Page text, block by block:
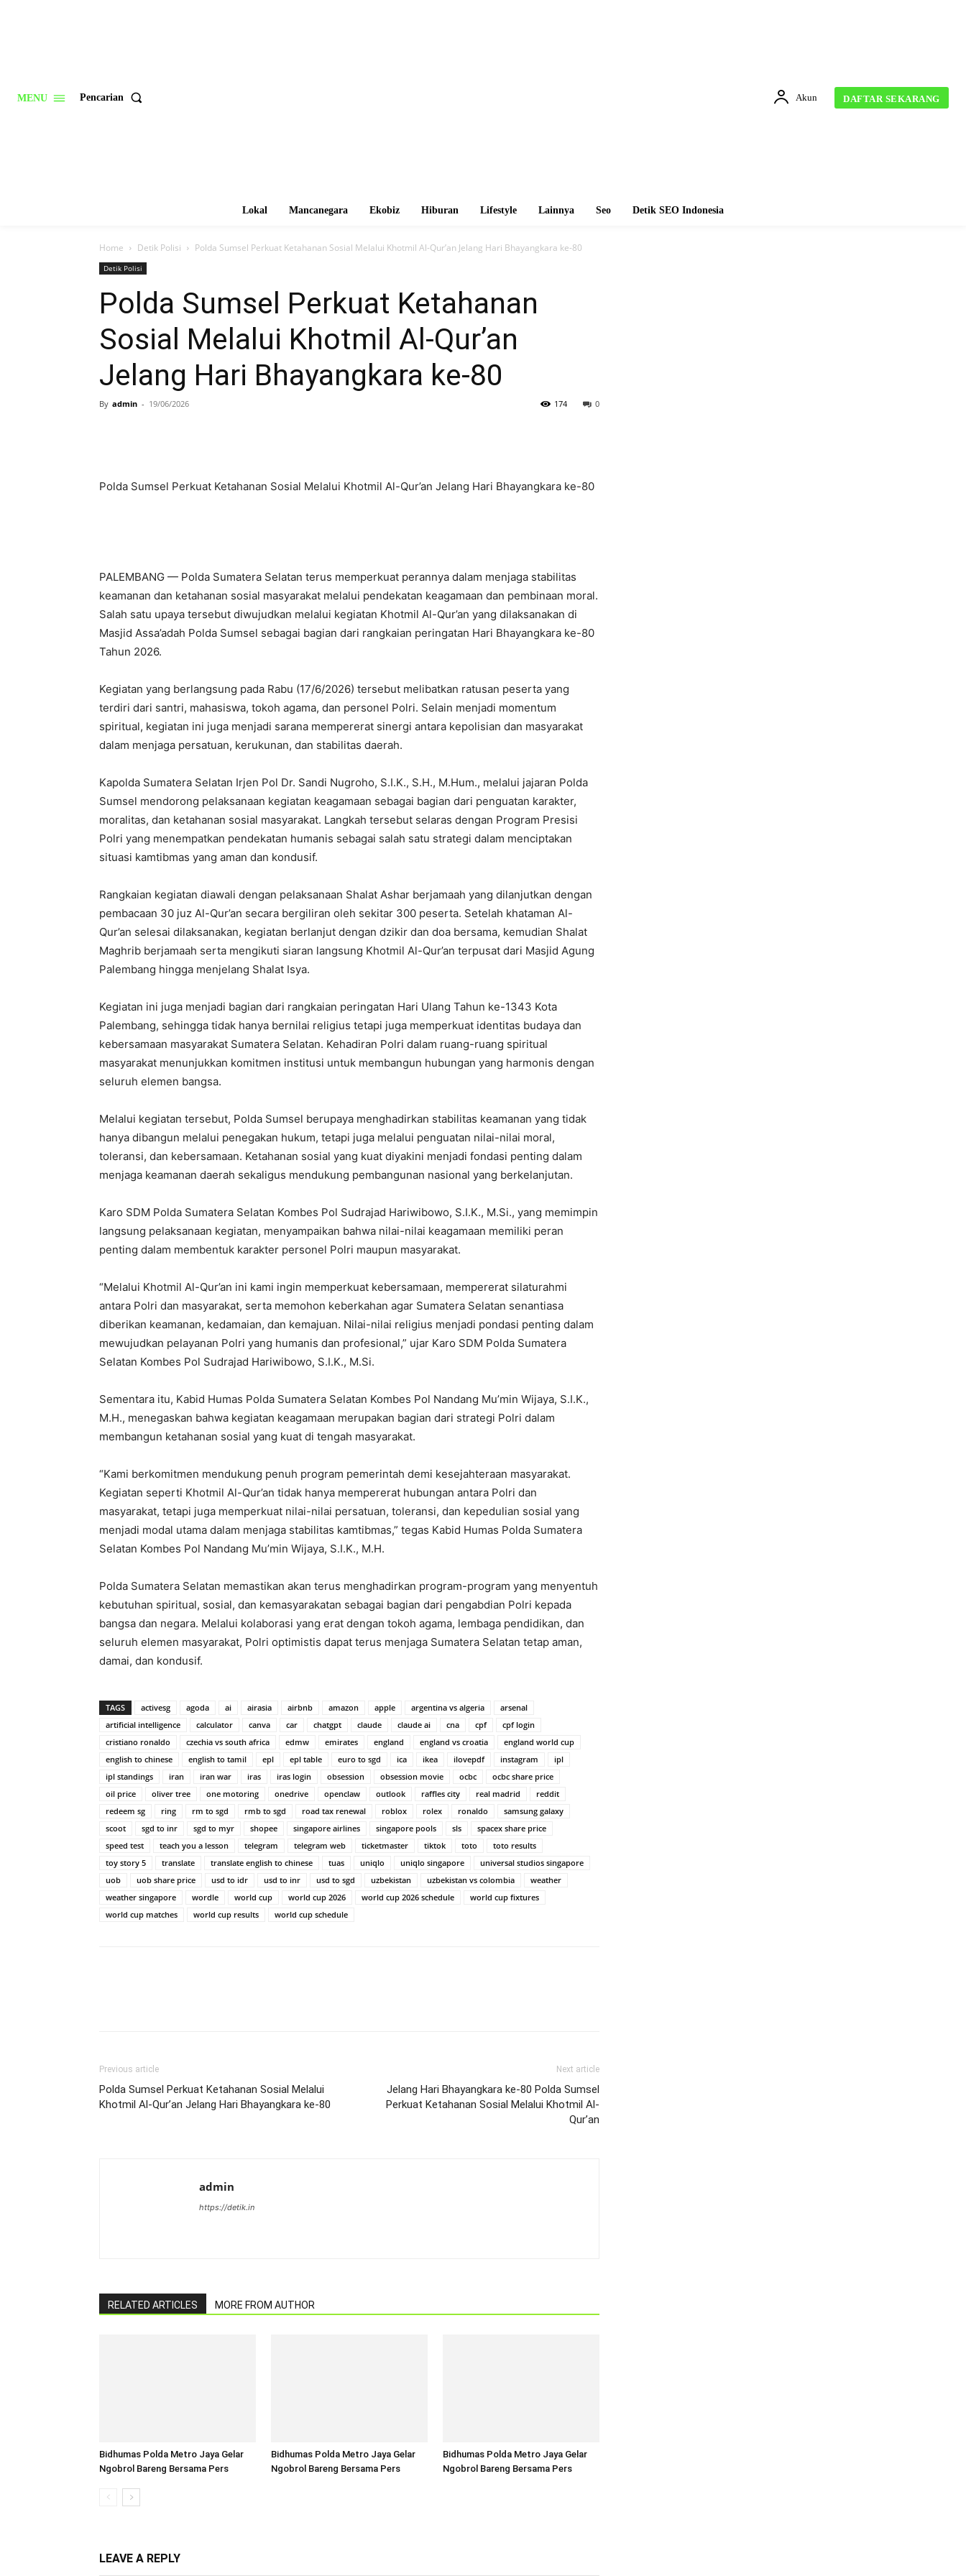
MENU Pencarian Akun DAFTAR SEKARANG
Lokal Mancanegara Ekobiz Hiburan Lifestyle Lainnya Seo Detik SEO Indonesia
Home Detik Polisi Polda Sumsel Perkuat Ketahanan Sosial Melalui Khotmil Al-Qur’an Jelang Hari Bhayangkara ke-80
Detik Polisi
Polda Sumsel Perkuat Ketahanan
Sosial Melalui Khotmil Al-Qur’an
Jelang Hari Bhayangkara ke-80
By admin - 19/06/2026 0
174
Polda Sumsel Perkuat Ketahanan Sosial Melalui Khotmil Al-Qur’an Jelang Hari Bhayangkara ke-80
PALEMBANG — Polda Sumatera Selatan terus memperkuat perannya dalam menjaga stabilitas
keamanan dan ketahanan sosial masyarakat melalui pendekatan keagamaan dan pembinaan moral.
Salah satu upaya tersebut diwujudkan melalui kegiatan Khotmil Al-Qur’an yang dilaksanakan di
Masjid Assa’adah Polda Sumsel sebagai bagian dari rangkaian peringatan Hari Bhayangkara ke-80
Tahun 2026.
Kegiatan yang berlangsung pada Rabu (17/6/2026) tersebut melibatkan ratusan peserta yang
terdiri dari santri, mahasiswa, tokoh agama, dan personel Polri. Selain menjadi momentum
spiritual, kegiatan ini juga menjadi sarana mempererat sinergi antara kepolisian dan masyarakat
dalam menjaga persatuan, kerukunan, dan stabilitas daerah.
Kapolda Sumatera Selatan Irjen Pol Dr. Sandi Nugroho, S.I.K., S.H., M.Hum., melalui jajaran Polda
Sumsel mendorong pelaksanaan kegiatan keagamaan sebagai bagian dari penguatan karakter,
moralitas, dan ketahanan sosial masyarakat. Langkah tersebut selaras dengan Program Presisi
Polri yang menempatkan pendekatan humanis sebagai salah satu strategi dalam menciptakan
situasi kamtibmas yang aman dan kondusif.
Rangkaian kegiatan diawali dengan pelaksanaan Shalat Ashar berjamaah yang dilanjutkan dengan
pembacaan 30 juz Al-Qur’an secara bergiliran oleh sekitar 300 peserta. Setelah khataman Al-
Qur’an selesai dilaksanakan, kegiatan berlanjut dengan dzikir dan doa bersama, kemudian Shalat
Maghrib berjamaah serta mengikuti siaran langsung Khotmil Al-Qur’an terpusat dari Masjid Agung
Palembang hingga menjelang Shalat Isya.
Kegiatan ini juga menjadi bagian dari rangkaian peringatan Hari Ulang Tahun ke-1343 Kota
Palembang, sehingga tidak hanya bernilai religius tetapi juga memperkuat identitas budaya dan
kebersamaan masyarakat Sumatera Selatan. Kehadiran Polri dalam ruang-ruang spiritual
masyarakat menunjukkan komitmen institusi untuk membangun hubungan yang harmonis dengan
seluruh elemen bangsa.
Melalui kegiatan tersebut, Polda Sumsel berupaya menghadirkan stabilitas keamanan yang tidak
hanya dibangun melalui penegakan hukum, tetapi juga melalui penguatan nilai-nilai moral,
toleransi, dan kebersamaan. Ketahanan sosial yang kuat diyakini menjadi fondasi penting dalam
menjaga keamanan daerah sekaligus mendukung pembangunan nasional yang berkelanjutan.
Karo SDM Polda Sumatera Selatan Kombes Pol Sudrajad Hariwibowo, S.I.K., M.Si., yang memimpin
langsung pelaksanaan kegiatan, menyampaikan bahwa nilai-nilai keagamaan memiliki peran
penting dalam membentuk karakter personel Polri maupun masyarakat.
“Melalui Khotmil Al-Qur’an ini kami ingin memperkuat kebersamaan, mempererat silaturahmi
antara Polri dan masyarakat, serta memohon keberkahan agar Sumatera Selatan senantiasa
diberikan keamanan, kedamaian, dan kemajuan. Nilai-nilai religius menjadi pondasi penting dalam
mewujudkan pelayanan Polri yang humanis dan profesional,” ujar Karo SDM Polda Sumatera
Selatan Kombes Pol Sudrajad Hariwibowo, S.I.K., M.Si.
Sementara itu, Kabid Humas Polda Sumatera Selatan Kombes Pol Nandang Mu’min Wijaya, S.I.K.,
M.H., menegaskan bahwa kegiatan keagamaan merupakan bagian dari strategi Polri dalam
membangun ketahanan sosial yang kuat di tengah masyarakat.
“Kami berkomitmen mendukung penuh program pemerintah demi kesejahteraan masyarakat.
Kegiatan seperti Khotmil Al-Qur’an tidak hanya mempererat hubungan antara Polri dan
masyarakat, tetapi juga memperkuat nilai-nilai persatuan, toleransi, dan kepedulian sosial yang
menjadi modal utama dalam menjaga stabilitas kamtibmas,” tegas Kabid Humas Polda Sumatera
Selatan Kombes Pol Nandang Mu’min Wijaya, S.I.K., M.H.
Polda Sumatera Selatan memastikan akan terus menghadirkan program-program yang menyentuh
kebutuhan spiritual, sosial, dan kemasyarakatan sebagai bagian dari pengabdian Polri kepada
bangsa dan negara. Melalui kolaborasi yang erat dengan tokoh agama, lembaga pendidikan, dan
seluruh elemen masyarakat, Polri optimistis dapat terus menjaga Sumatera Selatan tetap aman,
damai, dan kondusif.
TAGS activesg agoda ai airasia airbnb amazon apple argentina vs algeria
arsenal
artificial intelligence
calculator canva car chatgpt claude claude ai cna cpf
cpf login
cristiano ronaldo
czechia vs south africa edmw emirates england england vs croatia
england world cup
english to chinese
english to tamil epl epl table euro to sgd ica ikea ilovepdf instagram
ipl
ipl standings
iran iran war iras iras login obsession obsession movie ocbc
ocbc share price
oil price
oliver tree one motoring onedrive openclaw outlook raffles city real madrid
reddit
redeem sg
ring rm to sgd rmb to sgd road tax renewal roblox rolex ronaldo
samsung galaxy
scoot
sgd to inr sgd to myr shopee singapore airlines singapore pools sls
spacex share price
speed test
teach you a lesson telegram telegram web ticketmaster tiktok toto
toto results
toy story 5
translate translate english to chinese tuas uniqlo uniqlo singapore
universal studios singapore
uob
uob share price usd to idr usd to inr usd to sgd uzbekistan uzbekistan vs colombia
weather
weather singapore
wordle world cup world cup 2026 world cup 2026 schedule
world cup fixtures
world cup matches
world cup results world cup schedule
Previous article
Polda Sumsel Perkuat Ketahanan Sosial Melalui
Khotmil Al-Qur’an Jelang Hari Bhayangkara ke-80
Next article
Jelang Hari Bhayangkara ke-80 Polda Sumsel
Perkuat Ketahanan Sosial Melalui Khotmil Al-
Qur’an
admin
https://detik.in
RELATED ARTICLES MORE FROM AUTHOR
Bidhumas Polda Metro Jaya Gelar
Ngobrol Bareng Bersama Pers
Bidhumas Polda Metro Jaya Gelar
Ngobrol Bareng Bersama Pers
Bidhumas Polda Metro Jaya Gelar
Ngobrol Bareng Bersama Pers
LEAVE A REPLY